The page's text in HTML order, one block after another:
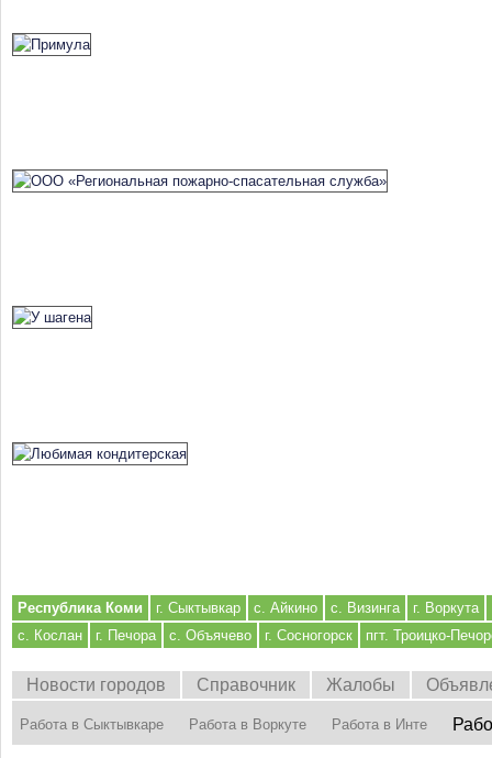
Республика Коми г. Сыктывкар с. Айкино с. Визинга
г. Воркута
с. Кослан
г. Печора с. Объячево г. Сосногорск пгт. Троицко-
Новости городов Справочник Жалобы
Работа в Сыктывкаре Работа в Воркуте Работа в Инте